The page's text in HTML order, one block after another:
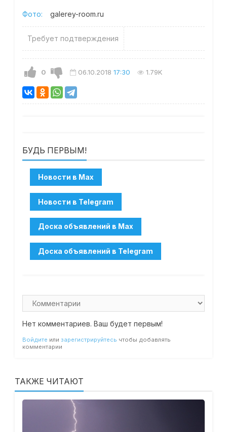
Фото: galerey-room.ru
Требует подтверждения
0 06.10.2018 17:30 1.79K
БУДЬ ПЕРВЫМ!
Нет комментариев. Ваш будет первым!
Войдите или зарегистрируйтесь чтобы добавлять
комментарии
ТАКЖЕ ЧИТАЮТ